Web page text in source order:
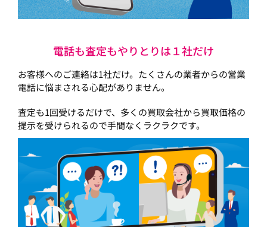
電話も査定もやりとりは１社だけ
お客様へのご連絡は1社だけ。たくさんの業者からの営業
電話に悩まされる心配がありません。
査定も1回受けるだけで、多くの買取会社から買取価格の
提示を受けられるので手間なくラクラクです。